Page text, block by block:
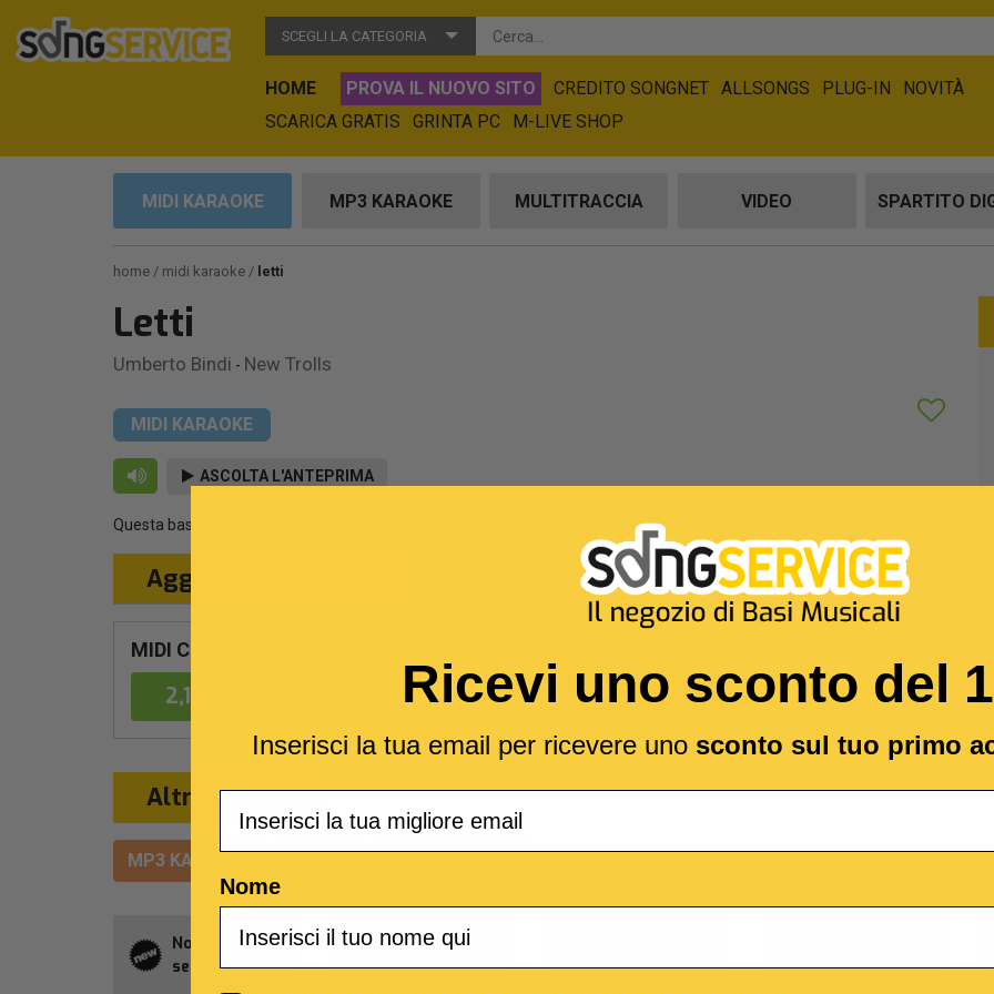
SCEGLI LA CATEGORIA
HOME PROVA IL NUOVO SITO CREDITO SONGNET ALLSONGS PLUG-IN
NOVITÀ
SCARICA GRATIS
GRINTA PC M-LIVE SHOP
MIDI KARAOKE MP3 KARAOKE MULTITRACCIA VIDEO SPARTITO
home midi karaoke letti
Letti
Umberto Bindi - New Trolls
MIDI KARAOKE
ASCOLTA L'ANTEPRIMA
Questa base musicale è una cover del brano Umberto Bindi
Aggiungi al Carrello
MIDI Con testo
2,19 € 2,19 €
Altri formati
MP3 KARAOKE
Novità della
settimana
Abbonamento
Allsongs
Ricevi uno sconto del
Inserisci la tua email per ricevere uno sconto sul tuo primo
Nome